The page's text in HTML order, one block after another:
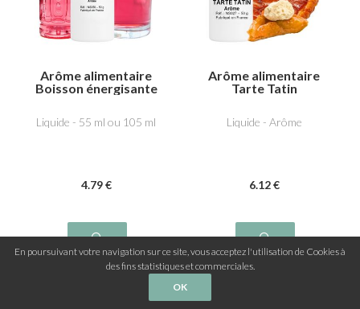
Arôme alimentaire
Boisson énergisante
Liquide - 55 ml ou 105 ml
4.79 €
Arôme alimentaire
Tarte Tatin
Liquide - Arôme
6.12 €
En poursuivant votre navigation sur ce site, vous acceptez l'utilisation de Cookies à
des fins statistiques et commerciales.
OK